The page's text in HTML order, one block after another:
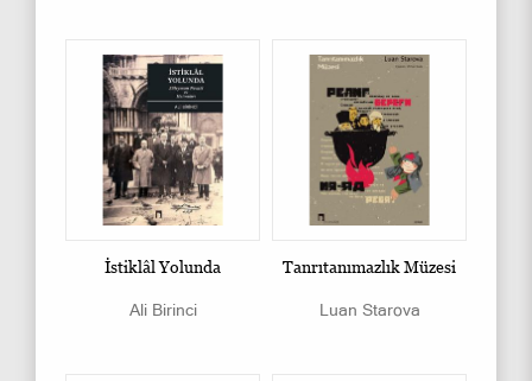
İstiklâl Yolunda
Ali Birinci
Tanrıtanımazlık Müzesi
Luan Starova